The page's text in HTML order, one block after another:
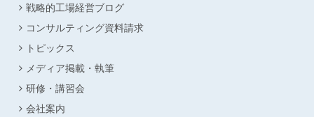
戦略的工場経営ブログ
コンサルティング資料請求
トピックス
メディア掲載・執筆
研修・講習会
会社案内